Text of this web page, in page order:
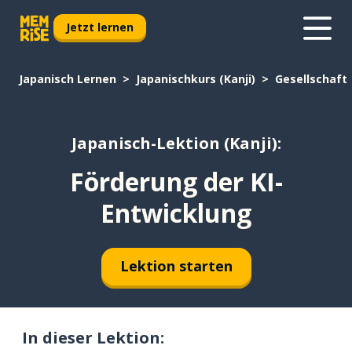
Jetzt lernen
Japanisch Lernen Japanischkurs (Kanji) Gesellschaft
Japanisch-Lektion (Kanji):
Förderung der KI-
Entwicklung
Lektion starten
In dieser Lektion: